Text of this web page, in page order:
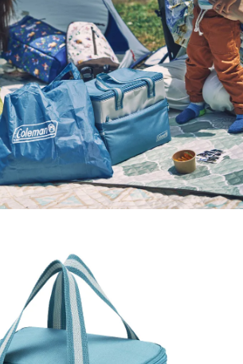
單，「大哥付你分期」於每月結算日後寄送繳費提
後，可選擇「超商條碼／台灣大直營門市／銀行轉
MONEY」等通路繳費。
大股份有限公司」（以下簡稱本公司）所提供，讓
服務購買商品或服務，並由商店將買賣／分期付款
後，依約使用本公司帳單繳交帳款。
哥付你分期」之契約關係目的，商店將以您的個人
地址）提供予台灣大哥大進項蒐集、處理及利用，
期帳單所需資料之確認、核對及更正。
詳閱以下連結：https://oppay.tw/userRule
帳流程】
AFTEE先享後付」後，將跳轉至「AFTEE先享後付」
證並確認金額後，即可完成結帳。
將收到繳費通知簡訊。
後14天內，點擊此簡訊中的連結，可透過四大超商／
方式進行付款，方視為交易完成。
當下不需立刻繳費，但若您需要取消訂單，請聯絡
家同意取消之訂單仍視為有效，需透過AFTEE先享
先享後付 」之結帳頁面顯示為準，若有關於
取消欲退款等相關疑問，請聯繫「AFTEE先享後付
support/home
宜，請瀏覽以下網址：
先徵得法定代理人或監護人之同意方可使用
若未經同意申辦者引起之損失，本公司不負相關責
後付」時，將依據個別帳號之用戶狀況，依本公司即
度；若仍有額度不足之情形，本公司將視審查結果
含以上)免運費
含以上)免運費
含以上)免運費
星巴克旁) 即日起不提供京站紙袋，取件時
買紙袋可現場詢問